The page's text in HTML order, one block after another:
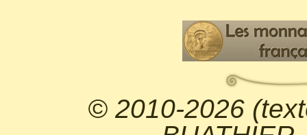
© 2010-2026